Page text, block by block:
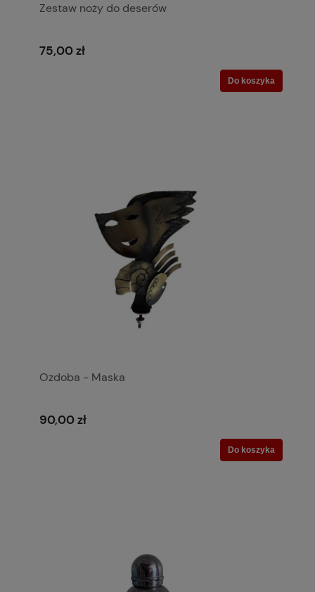
Zestaw noży do deserów
75,00 zł
Do koszyka
Ozdoba - Maska
90,00 zł
Do koszyka